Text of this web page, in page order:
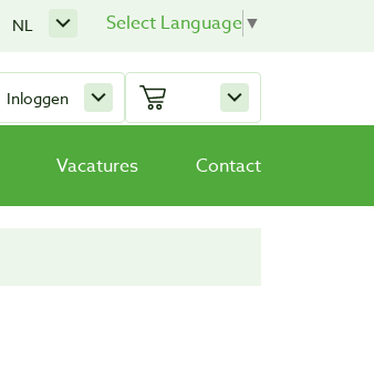
Select Language▼
NL
Inloggen
Vacatures Contact